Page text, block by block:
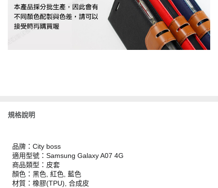
規格說明
品牌：City boss
適用型號：Samsung Galaxy A07 4G
商品類型：皮套
顏色：黑色, 紅色, 藍色
材質：橡膠(TPU), 合成皮